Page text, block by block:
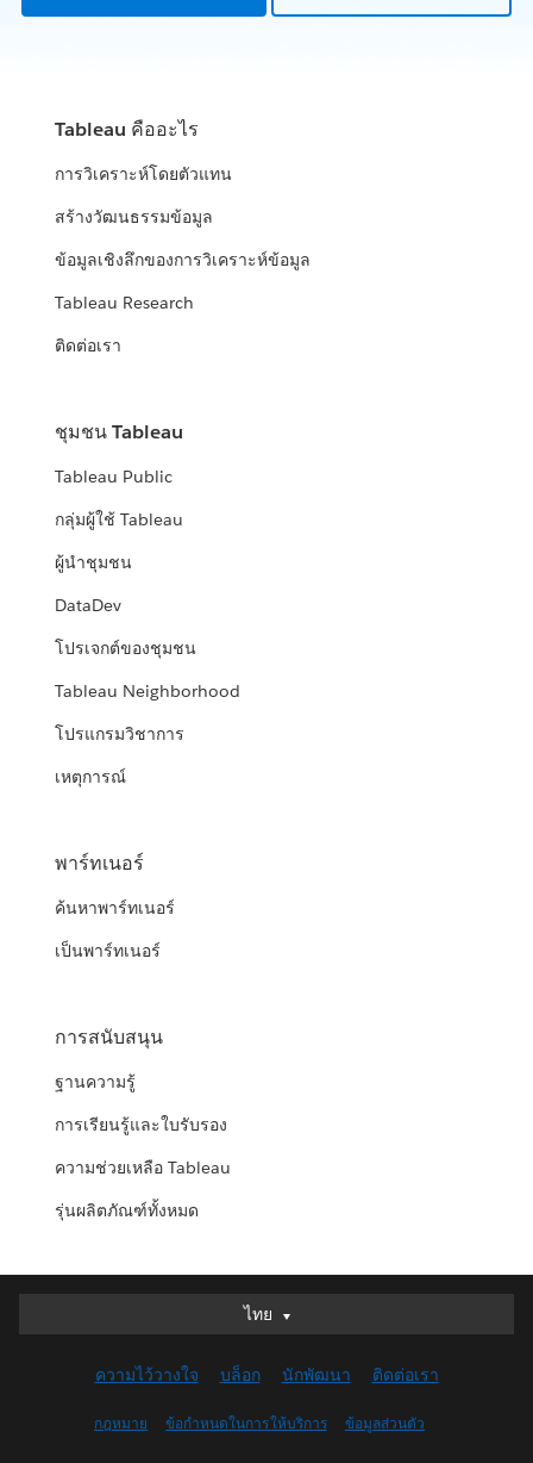
Tableau คืออะไร
การวิเคราะห์โดยตัวแทน
สร้างวัฒนธรรมข้อมูล
ข้อมูลเชิงลึกของการวิเคราะห์ข้อมูล
Tableau Research
ติดต่อเรา
ชุมชน Tableau
Tableau Public
กลุ่มผู้ใช้ Tableau
ผู้นำชุมชน
DataDev
โปรเจกต์ของชุมชน
Tableau Neighborhood
โปรแกรมวิชาการ
เหตุการณ์
พาร์ทเนอร์
ค้นหาพาร์ทเนอร์
เป็นพาร์ทเนอร์
การสนับสนุน
ฐานความรู้
การเรียนรู้และใบรับรอง
ความช่วยเหลือ Tableau
รุ่นผลิตภัณฑ์ทั้งหมด
ไทย
ไทย
English (UK)
English (US)
ความไว้วางใจ บล็อก นักพัฒนา ติดต่อเรา
กฎหมาย ข้อกำหนดในการให้บริการ ข้อมูลส่วนตัว